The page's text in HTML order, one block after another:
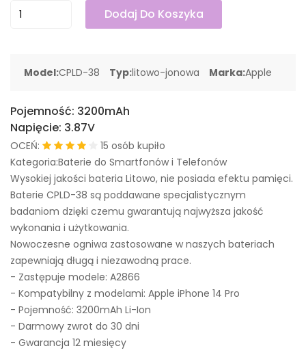
Dodaj Do Koszyka
Model:CPLD-38 Typ:litowo-jonowa Marka:Apple
Pojemność: 3200mAh
Napięcie: 3.87V
OCEŃ:
15 osób kupiło
Kategoria:Baterie do Smartfonów i Telefonów
Wysokiej jakości bateria Litowo, nie posiada efektu pamięci.
Baterie CPLD-38 są poddawane specjalistycznym
badaniom dzięki czemu gwarantują najwyższa jakość
wykonania i użytkowania.
Nowoczesne ogniwa zastosowane w naszych bateriach
zapewniają długą i niezawodną prace.
- Zastępuje modele: A2866
- Kompatybilny z modelami: Apple iPhone 14 Pro
- Pojemność: 3200mAh Li-Ion
- Darmowy zwrot do 30 dni
- Gwarancja 12 miesięcy